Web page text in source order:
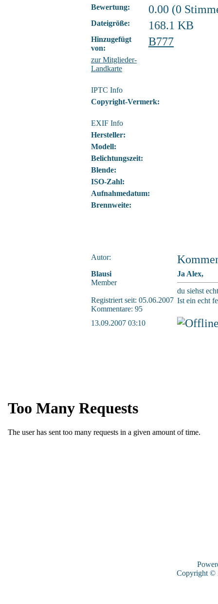
Bewertung: 0.00 (0
Dateigröße: 168.1 KB
Hinzugefügt
von:
B777
zur Mitglieder-
Landkarte
IPTC Info
Copyright-Vermerk:
EXIF Info
Hersteller:
Modell:
Belichtungszeit:
Blende:
ISO-Zahl:
Aufnahmedatum:
Brennweite:
Autor:
Blausi
Member
Registriert seit: 05.06.2007
Kommentare: 95
Ja Alex,
du siehst
Ist ein echt
13.09.2007 03:10
Copyright ©